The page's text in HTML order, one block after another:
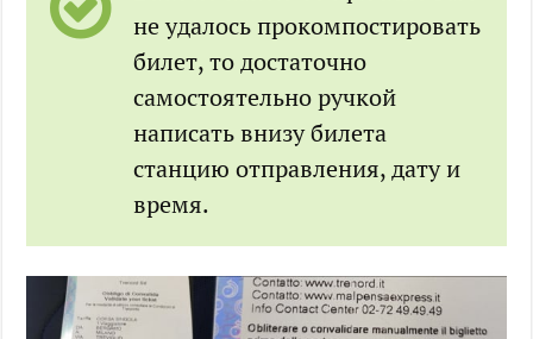
не удалось прокомпостировать
билет, то достаточно
самостоятельно ручкой
написать внизу билета
станцию отправления, дату и
время.